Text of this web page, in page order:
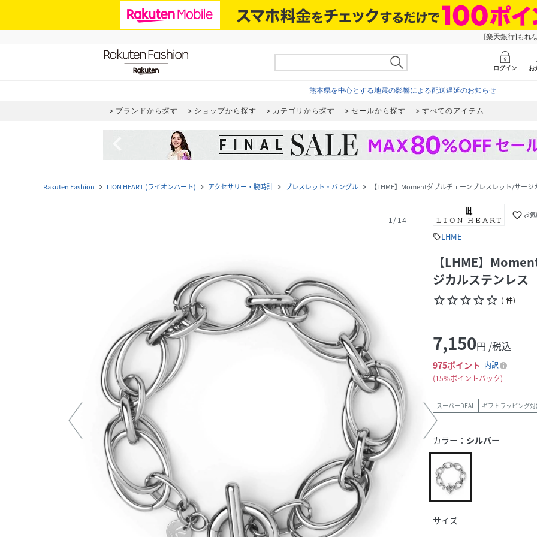
[楽天銀行]もれ
熊本県を中心とする地震の影響による配送遅延のお知らせ
ブランドから探す ショップから探す カテゴリから探す セールから探す すべてのアイテム
Rakuten Fashion navigate_next LION HEART (ライオンハート) navigate_next アクセサリー・腕時計 navigate_next ブレスレット・バングル navigate_next 【LHME】Momentダブルチェーンブレスレット/サー
1/14 favorite_border お
sellLHME
【LHME】
ジカルステンレス
star_borderstar_borderstar_borderstar_borderstar_border (-件)
7,150円 /税込
975ポイント 内訳
15%ポイントバック
スーパーDEAL ギフトラッピング
カラー： シルバー
サイズ